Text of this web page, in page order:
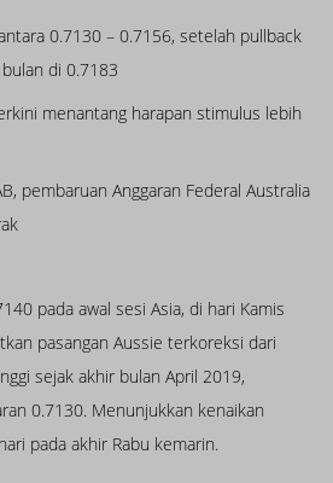
0.7130 – 0.7156, setelah pullback
di 0.7183
menantang harapan stimulus lebih
pembaruan Anggaran Federal Australia
pada awal sesi Asia, di hari Kamis
pasangan Aussie terkoreksi dari
sejak akhir bulan April 2019,
0.7130. Menunjukkan kenaikan
pada akhir Rabu kemarin.